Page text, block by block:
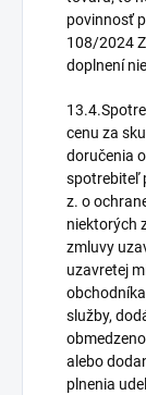
povinnosť
108/2024
doplnení
cenu za
doručenia
spotrebiteľ
z. o
niektorých
zmluvy
uzavretej
služby,
alebo
plnenia